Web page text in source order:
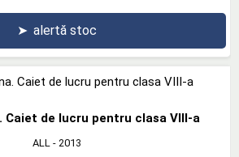
➤ alertă stoc
Caiet de lucru pentru clasa VIII-a
ALL - 2013